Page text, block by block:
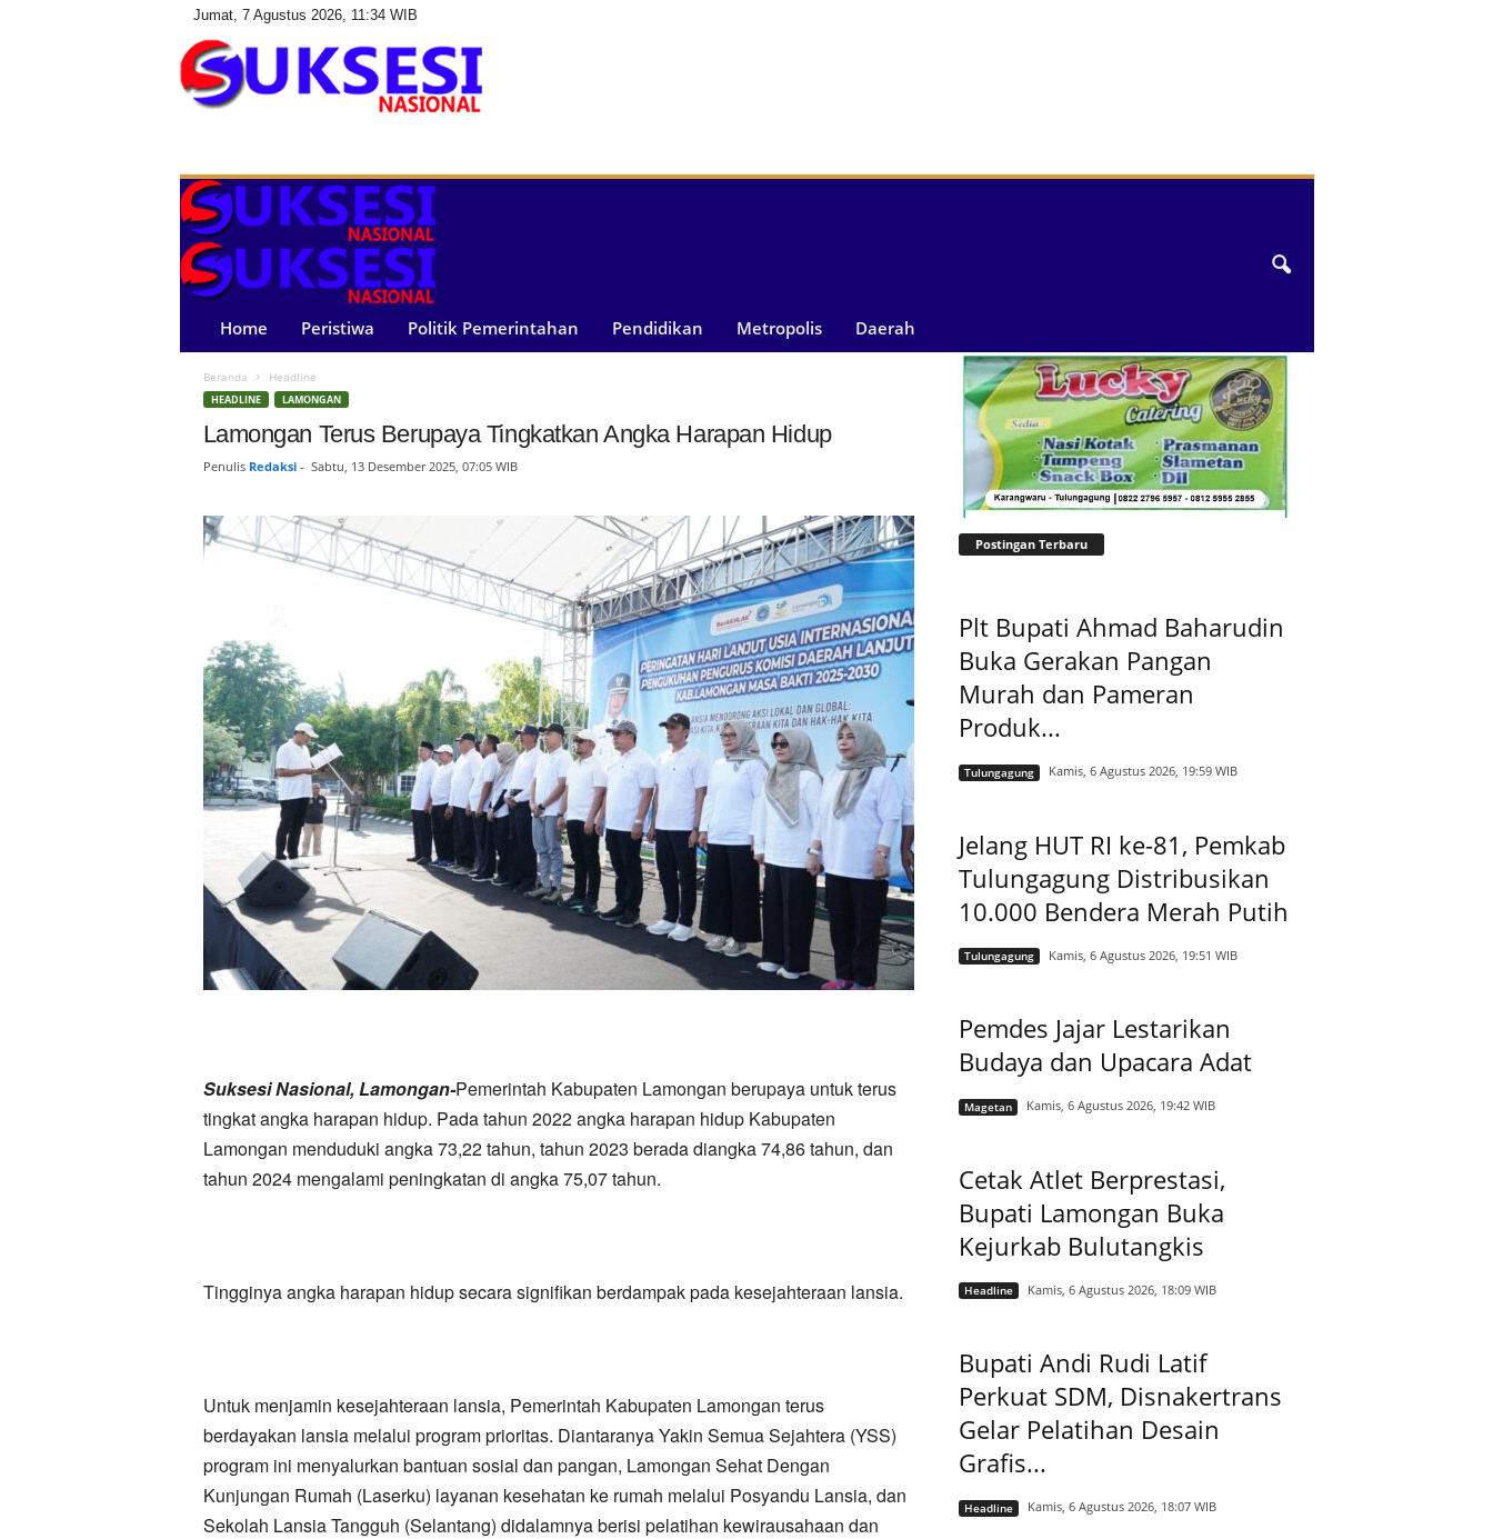
Jumat, 7 Agustus 2026, 11:34 WIB
s
e
i
N
i
Home Peristiwa Politik Pemerintahan Pendidikan Metropolis Daerah
Beranda Headline
HEADLINE LAMONGAN
Lamongan Terus Berupaya Tingkatkan Angka Harapan Hidup
Penulis Redaksi- Sabtu, 13 Desember 2025, 07:05 WIB
Suksesi Nasional, Lamongan-Pemerintah Kabupaten Lamongan berupaya untuk terus
tingkat angka harapan hidup. Pada tahun 2022 angka harapan hidup Kabupaten
Lamongan menduduki angka 73,22 tahun, tahun 2023 berada diangka 74,86 tahun, dan
tahun 2024 mengalami peningkatan di angka 75,07 tahun.
Tingginya angka harapan hidup secara signifikan berdampak pada kesejahteraan lansia.
Untuk menjamin kesejahteraan lansia, Pemerintah Kabupaten Lamongan terus
berdayakan lansia melalui program prioritas. Diantaranya Yakin Semua Sejahtera (YSS)
program ini menyalurkan bantuan sosial dan pangan, Lamongan Sehat Dengan
Kunjungan Rumah (Laserku) layanan kesehatan ke rumah melalui Posyandu Lansia, dan
Sekolah Lansia Tangguh (Selantang) didalamnya berisi pelatihan kewirausahaan dan
Postingan Terbaru
Plt Bupati Ahmad Baharudin
Buka Gerakan Pangan
Murah dan Pameran
Produk...
Tulungagung Kamis, 6 Agustus 2026, 19:59 WIB
Jelang HUT RI ke-81, Pemkab
Tulungagung Distribusikan
10.000 Bendera Merah Putih
Tulungagung Kamis, 6 Agustus 2026, 19:51 WIB
Pemdes Jajar Lestarikan
Budaya dan Upacara Adat
Magetan Kamis, 6 Agustus 2026, 19:42 WIB
Cetak Atlet Berprestasi,
Bupati Lamongan Buka
Kejurkab Bulutangkis
Headline Kamis, 6 Agustus 2026, 18:09 WIB
Bupati Andi Rudi Latif
Perkuat SDM, Disnakertrans
Gelar Pelatihan Desain
Grafis...
Headline Kamis, 6 Agustus 2026, 18:07 WIB